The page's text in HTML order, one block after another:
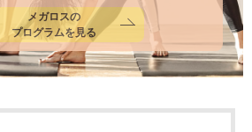
メガロスの
プログラムを見る